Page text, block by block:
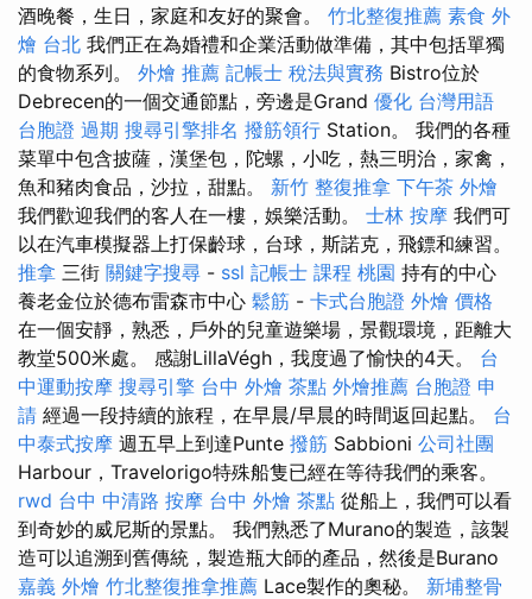
酒晚餐，生日，家庭和友好的聚會。 竹北整復推薦 素食 外
燴 台北 我們正在為婚禮和企業活動做準備，其中包括單獨
的食物系列。 外燴 推薦 記帳士 稅法與實務 Bistro位於
Debrecen的一個交通節點，旁邊是Grand 優化 台灣用語
台胞證 過期 搜尋引擎排名 撥筋領行 Station。 我們的各種
菜單中包含披薩，漢堡包，陀螺，小吃，熱三明治，家禽，
魚和豬肉食品，沙拉，甜點。 新竹 整復推拿 下午茶 外燴
我們歡迎我們的客人在一樓，娛樂活動。 士林 按摩 我們可
以在汽車模擬器上打保齡球，台球，斯諾克，飛鏢和練習。
推拿 三街 關鍵字搜尋 - ssl 記帳士 課程 桃園 持有的中心
養老金位於德布雷森市中心 鬆筋 - 卡式台胞證 外燴 價格
在一個安靜，熟悉，戶外的兒童遊樂場，景觀環境，距離大
教堂500米處。 感謝LillaVégh，我度過了愉快的4天。 台
中運動按摩 搜尋引擎 台中 外燴 茶點 外燴推薦 台胞證 申
請 經過一段持續的旅程，在早晨/早晨的時間返回起點。 台
中泰式按摩 週五早上到達Punte 撥筋 Sabbioni 公司社團
Harbour，Travelorigo特殊船隻已經在等待我們的乘客。
rwd 台中 中清路 按摩 台中 外燴 茶點 從船上，我們可以看
到奇妙的威尼斯的景點。 我們熟悉了Murano的製造，該製
造可以追溯到舊傳統，製造瓶大師的產品，然後是Burano
嘉義 外燴 竹北整復推拿推薦 Lace製作的奧秘。 新埔整骨